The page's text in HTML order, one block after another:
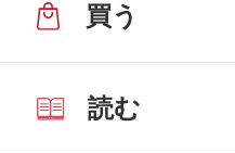
買う
読む